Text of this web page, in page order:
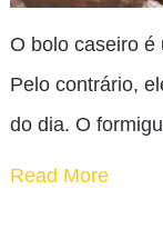
O bolo caseiro é
Pelo contrário,
do dia. O
Read More